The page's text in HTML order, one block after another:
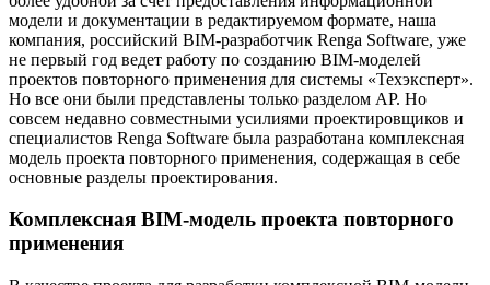
модели и документации в редактируемом формате, наша
компания, российский BIM-разработчик Renga Software, уже
не первый год ведет работу по созданию BIM-моделей
проектов повторного применения для системы «Техэксперт».
Но все они были представлены только разделом АР. Но
совсем недавно совместными усилиями проектировщиков и
специалистов Renga Software была разработана комплексная
модель проекта повторного применения, содержащая в себе
основные разделы проектирования.
Комплексная BIM-модель проекта повторного
применения